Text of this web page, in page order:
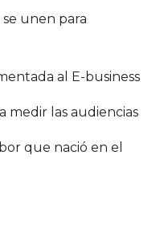
unen para
al E-business
medir las audiencias
que nació en el